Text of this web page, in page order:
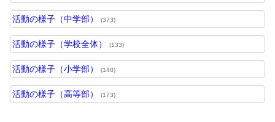
活動の様子（中学部） (373)
活動の様子（学校全体） (133)
活動の様子（小学部） (148)
活動の様子（高等部） (173)